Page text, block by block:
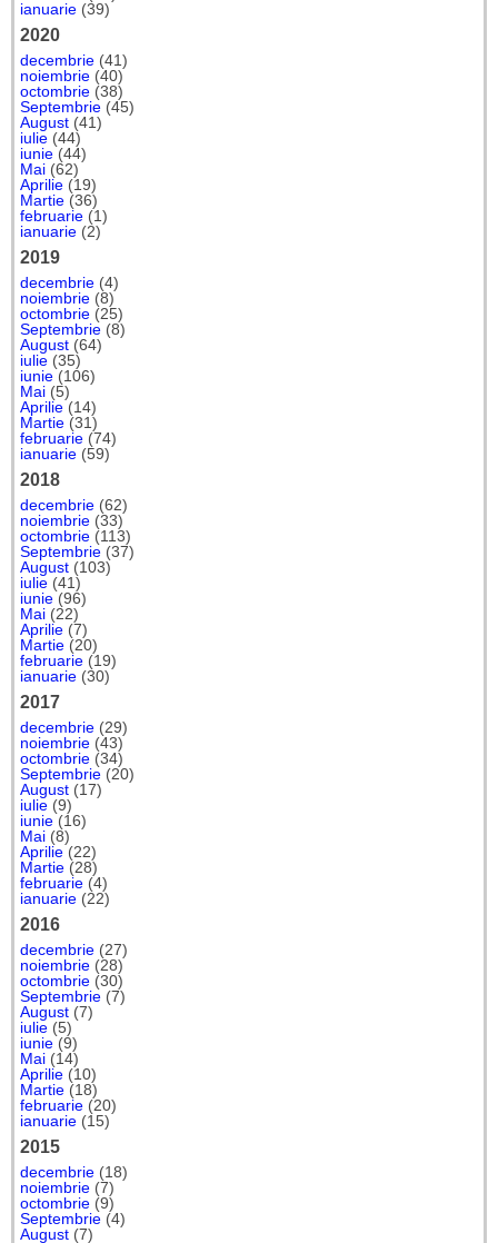
ianuarie (39)
2020
decembrie (41)
noiembrie (40)
octombrie (38)
Septembrie (45)
August (41)
iulie (44)
iunie (44)
Mai (62)
Aprilie (19)
Martie (36)
februarie (1)
ianuarie (2)
2019
decembrie (4)
noiembrie (8)
octombrie (25)
Septembrie (8)
August (64)
iulie (35)
iunie (106)
Mai (5)
Aprilie (14)
Martie (31)
februarie (74)
ianuarie (59)
2018
decembrie (62)
noiembrie (33)
octombrie (113)
Septembrie (37)
August (103)
iulie (41)
iunie (96)
Mai (22)
Aprilie (7)
Martie (20)
februarie (19)
ianuarie (30)
2017
decembrie (29)
noiembrie (43)
octombrie (34)
Septembrie (20)
August (17)
iulie (9)
iunie (16)
Mai (8)
Aprilie (22)
Martie (28)
februarie (4)
ianuarie (22)
2016
decembrie (27)
noiembrie (28)
octombrie (30)
Septembrie (7)
August (7)
iulie (5)
iunie (9)
Mai (14)
Aprilie (10)
Martie (18)
februarie (20)
ianuarie (15)
2015
decembrie (18)
noiembrie (7)
octombrie (9)
Septembrie (4)
August (7)